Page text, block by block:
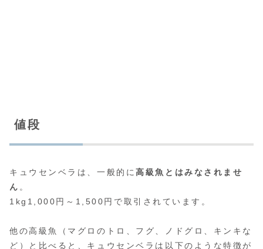
値段
キュウセンベラは、一般的に高級魚とはみなされませ
ん 。
1kg1,000円～1,500円で取引されています。
他の高級魚（マグロのトロ、フグ、ノドグロ、キンキな
ど）と比べると、キュウセンベラは以下のような特徴が